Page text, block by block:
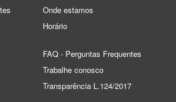
Onde estamos
Horário
FAQ - Perguntas Frequentes
Trabalhe conosco
Transparência L.124/2017